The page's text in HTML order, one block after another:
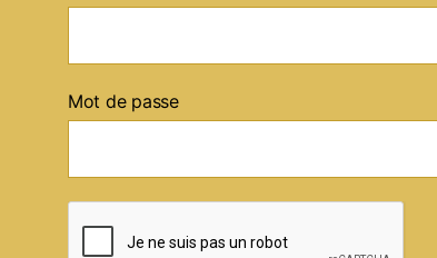
Mot de passe